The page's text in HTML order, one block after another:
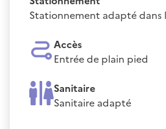
Stationnement adapté dans
Accès
Entrée de plain pied
Sanitaire
Sanitaire adapté